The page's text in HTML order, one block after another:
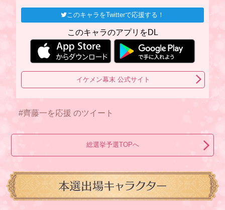
このキャラをTwitterで応援する！
このキャラのアプリをDL
イケメン幕末 公式サイト
#齊藤一を応援 のツイート
総選挙予選TOPへ